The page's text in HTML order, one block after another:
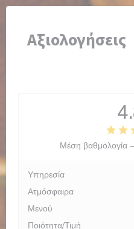
Πίνακας διαχείρισης
BRASSERIE
Αξιολογήσεις
Μέση βαθμολογία
Υπηρεσία
Ατμόσφαιρα
Μενού
Ποιότητα/Τιμή